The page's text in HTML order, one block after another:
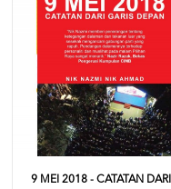
9 MEI 2018 - CATATAN DARI